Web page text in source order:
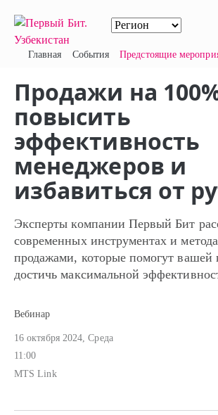
Главная События Предстоящие
Продажи на
повысить
эффективность
менеджеров и
избавиться от
Эксперты компании Первый Бит
современных инструментах и
продажами, которые помогут вашей
достичь максимальной
Вебинар
16 октября 2024, Среда
11:00
MTS Link